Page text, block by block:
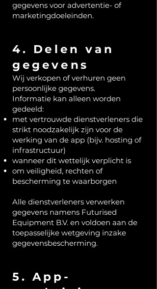
gegevens voor advertentie- of
marketingdoeleinden.
4. Delen van
gegevens
Wij verkopen of verhuren geen
persoonlijke gegevens.
Informatie kan alleen worden
gedeeld:
met vertrouwde dienstverleners die
strikt noodzakelijk zijn voor de
werking van de app (bijv. hosting of
infrastructuur)
wanneer dit wettelijk verplicht is
om veiligheid, rechten of
bescherming te waarborgen
Alle dienstverleners verwerken
gegevens namens Futurised
Equipment B.V. en voldoen aan de
toepasselijke wetgeving inzake
gegevensbescherming.
5. App-